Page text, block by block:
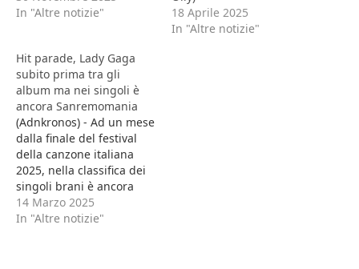
In "Altre notizie"
18 Aprile 2025
In "Altre notizie"
Hit parade, Lady Gaga
subito prima tra gli
album ma nei singoli è
ancora Sanremomania
(Adnkronos) - Ad un mese
dalla finale del festival
della canzone italiana
2025, nella classifica dei
singoli brani è ancora
Sanremomania, con ben
13 brani passati in gara
14 Marzo 2025
In "Altre notizie"